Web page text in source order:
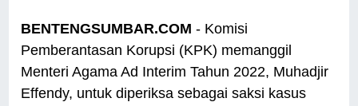
BENTENGSUMBAR.COM - Komisi
Pemberantasan Korupsi (KPK) memanggil
Menteri Agama Ad Interim Tahun 2022, Muhadjir
Effendy, untuk diperiksa sebagai saksi kasus